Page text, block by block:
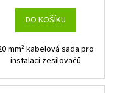
DO KOŠÍKU
mm² kabelová sada pro
instalaci zesilovačů